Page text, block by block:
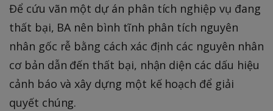
Để cứu vãn một dự án phân tích nghiệp vụ đang
thất bại, BA nên bình tĩnh phân tích nguyên
nhân gốc rễ bằng cách xác định các nguyên nhân
cơ bản dẫn đến thất bại, nhận diện các dấu hiệu
cảnh báo và xây dựng một kế hoạch để giải
quyết chúng.